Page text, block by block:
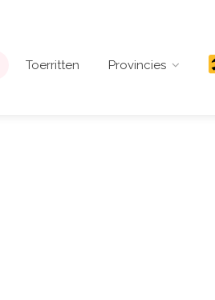
Toerritten Provincies